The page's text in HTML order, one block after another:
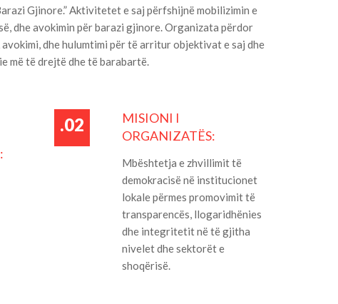
Gjinore.” Aktivitetet e saj përfshijnë mobilizimin e
dhe avokimin për barazi gjinore. Organizata përdor
dhe hulumtimi për të arritur objektivat e saj dhe
më të drejtë dhe të barabartë.
.02
MISIONI I
ORGANIZATËS:
Mbështetja e zhvillimit të
demokracisë në institucionet
lokale përmes promovimit të
transparencës, llogaridhënies
dhe integritetit në të gjitha
nivelet dhe sektorët e
shoqërisë.